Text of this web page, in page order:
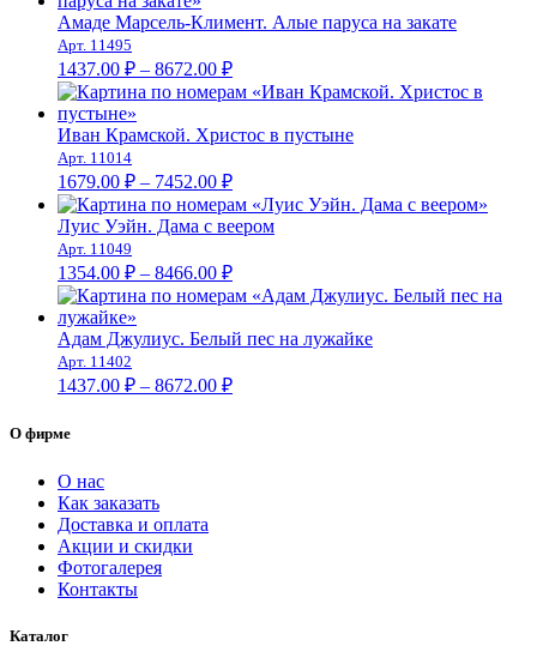
–
Амаде Марсель-Климент. Алые паруса на закате
Арт. 11495
1437.00 ₽ – 8672.00 ₽Диапазон
цен:
–
Иван Крамской. Христос в пустыне
Арт. 11014
1679.00 ₽ – 7452.00 ₽Диапазон
цен:
1679.00 ₽
7452.00 ₽
Луис Уэйн. Дама с веером
Арт. 11049
1354.00 ₽ – 8466.00 ₽Диапазон
цен:
–
Адам Джулиус. Белый пес на лужайке
Арт. 11402
1437.00 ₽ – 8672.00 ₽Диапазон
О фирме
О нас
Как заказать
Доставка и оплата
Акции и скидки
Фотогалерея
Контакты
Каталог